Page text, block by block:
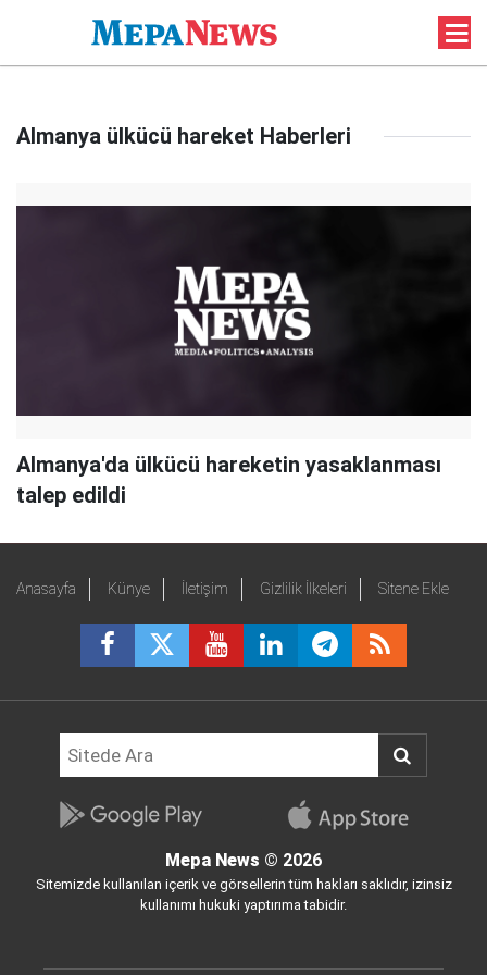
Almanya ülkücü hareket Haberleri
Almanya'da ülkücü hareketin yasaklanması
talep edildi
Anasayfa Künye İletişim Gizlilik İlkeleri Sitene Ekle
Mepa News © 2026
Sitemizde kullanılan içerik ve görsellerin tüm hakları saklıdır, izinsiz
kullanımı hukuki yaptırıma tabidir.